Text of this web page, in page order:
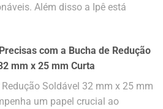
Além disso a Ipê está
com a Bucha de Redução
mm x 25 mm Curta
Soldável 32 mm x 25 mm
um papel crucial ao